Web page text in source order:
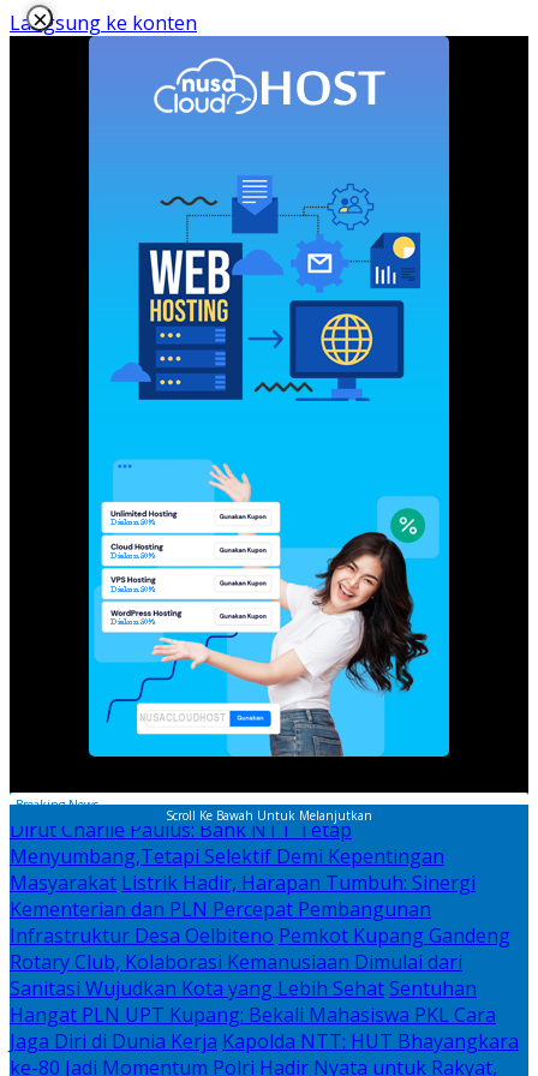
Langsung ke konten
×
Scroll Ke Bawah Untuk Melanjutkan
Breaking News
Dirut Charlie Paulus: Bank NTT Tetap
Menyumbang,Tetapi Selektif Demi Kepentingan
Masyarakat Listrik Hadir, Harapan Tumbuh: Sinergi
Kementerian dan PLN Percepat Pembangunan
Infrastruktur Desa Oelbiteno Pemkot Kupang Gandeng
Rotary Club, Kolaborasi Kemanusiaan Dimulai dari
Sanitasi Wujudkan Kota yang Lebih Sehat Sentuhan
Hangat PLN UPT Kupang: Bekali Mahasiswa PKL Cara
Jaga Diri di Dunia Kerja Kapolda NTT: HUT Bhayangkara
ke-80 Jadi Momentum Polri Hadir Nyata untuk Rakyat,